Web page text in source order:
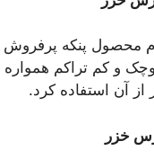
دوم محصول پنکه
و کم تراکم
آن استفاده کرد.
خزر